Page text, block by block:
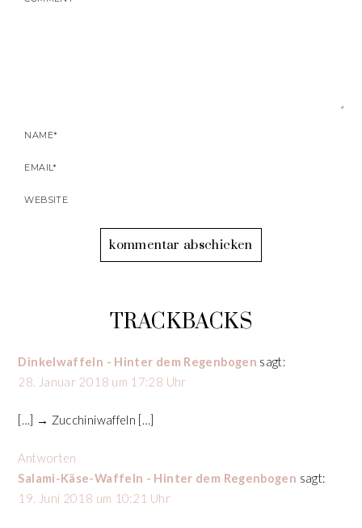
TRACKBACKS
Dinkelwaffeln - Hinter dem Regenbogen sagt:
28. Januar 2018 um 17:28 Uhr
[…] → Zucchiniwaffeln […]
Antworten
Salami-Käse-Waffeln - Hinter dem Regenbogen sagt:
19. Juni 2018 um 10:21 Uhr